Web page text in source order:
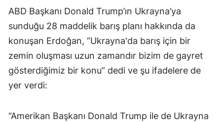
ABD Başkanı Donald Trump’ın Ukrayna’ya
sunduğu 28 maddelik barış planı hakkında da
konuşan Erdoğan, “Ukrayna'da barış için bir
zemin oluşması uzun zamandır bizim de gayret
gösterdiğimiz bir konu” dedi ve şu ifadelere de
yer verdi:
“Amerikan Başkanı Donald Trump ile de Ukrayna